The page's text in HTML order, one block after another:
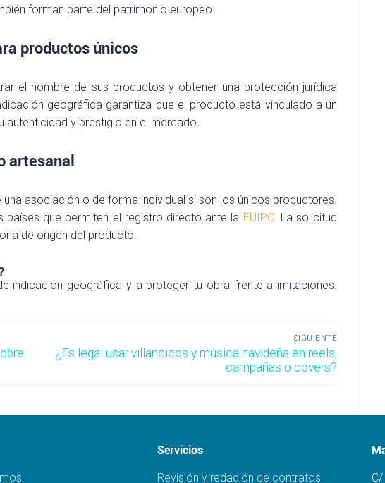
forman parte del patrimonio europeo.
productos únicos
el nombre de sus productos y obtener una protección jurídica
geográfica garantiza que el producto está vinculado a un
autenticidad y prestigio en el mercado.
artesanal
asociación o de forma individual si son los únicos productores.
que permiten el registro directo ante la EUIPO. La solicitud
de origen del producto.
indicación geográfica y a proteger tu obra frente a imitaciones.
SIGUIENTE
Entrada
¿Es legal usar villancicos y música navideña en reels,
campañas o covers?
Servicios
Revisión y redación de contratos